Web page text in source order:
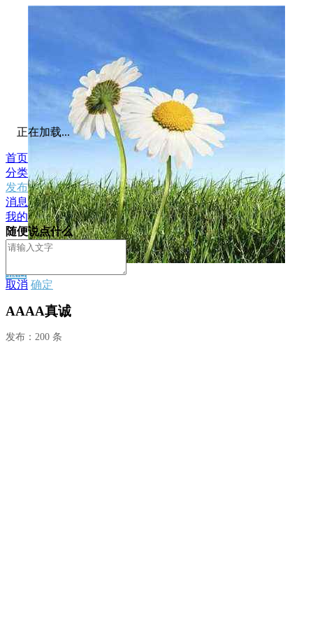
私信
AAAA真诚
发布：200 条
正在加载...
首页
分类
发布
消息
我的
随便说点什么
取消 确定